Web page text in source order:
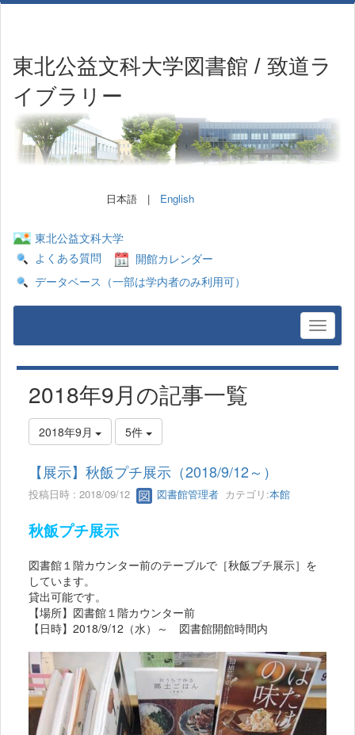
東北公益文科大学図書館 / 致道ラ
イブラリー
日本語 | English
東北公益文科大学
よくある質問
開館カレンダー
データベース（一部は学内者のみ利用可）
2018年9月の記事一覧
2018年9月 5件
【展示】秋飯プチ展示（2018/9/12～）
投稿日時 : 2018/09/12 図書館管理者 カテゴリ:本館
秋飯プチ展示
図書館１階カウンター前のテーブルで［秋飯プチ展示］を
しています。
貸出可能です。
【場所】図書館１階カウンター前
【日時】2018/9/12（水）～ 図書館開館時間内